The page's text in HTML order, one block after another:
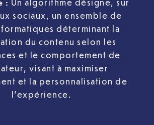
: Un algorithme désigne, sur
sociaux, un ensemble de
déterminant la
du contenu selon les
et le comportement de
visant à maximiser
et la personnalisation de
l’expérience.